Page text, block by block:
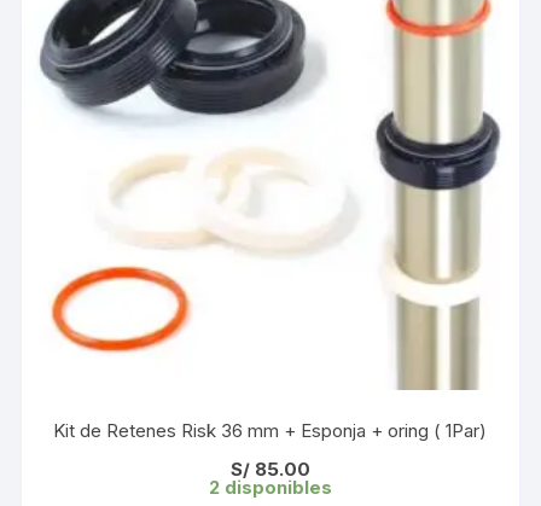
Kit de Retenes Risk 36 mm + Esponja + oring ( 1Par)
S/85.00
2 disponibles